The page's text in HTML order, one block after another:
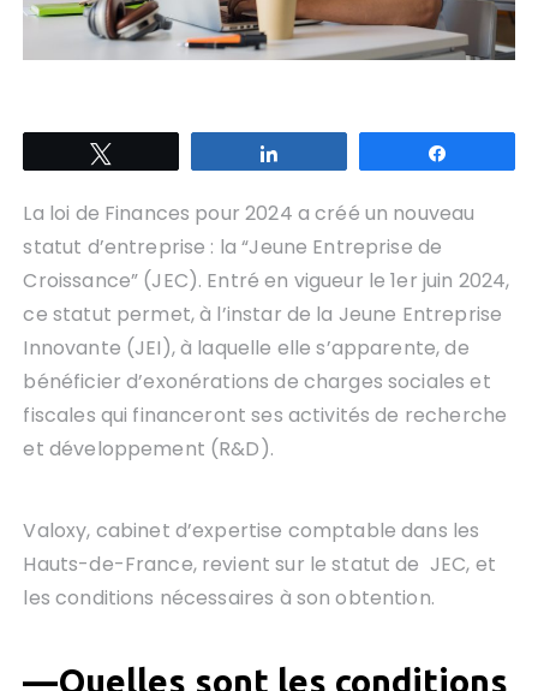
La loi de Finances pour 2024 a créé un nouveau
statut d’entreprise : la “Jeune Entreprise de
Croissance” (JEC). Entré en vigueur le 1er juin 2024,
ce statut permet, à l’instar de la Jeune Entreprise
Innovante (JEI), à laquelle elle s’apparente, de
bénéficier d’exonérations de charges sociales et
fiscales qui financeront ses activités de recherche
et développement (R&D).
Valoxy, cabinet d’expertise comptable dans les
Hauts-de-France, revient sur le statut de JEC, et
les conditions nécessaires à son obtention.
—Quelles sont les conditions